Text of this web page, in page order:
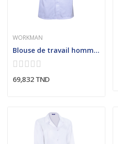
WORKMAN
Blouse de travail homme antistatique avec...
69,832 TND